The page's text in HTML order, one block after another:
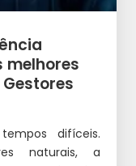
melhores
difíceis.
naturais, a